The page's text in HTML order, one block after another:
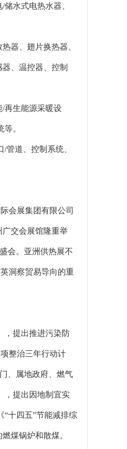
水式电热水器、
器、翅片换热器、
、温控器、控制
再生能源采暖设
。
道、控制系统、
会展集团有限公司
广交会展馆隆重举
会。亚洲供热展不
洞察贸易导向的重
，提出推进污染防
整治三年行动计
、属地政府、燃气
，提出因地制宜实
十四五”节能减排综
煤锅炉和散煤。